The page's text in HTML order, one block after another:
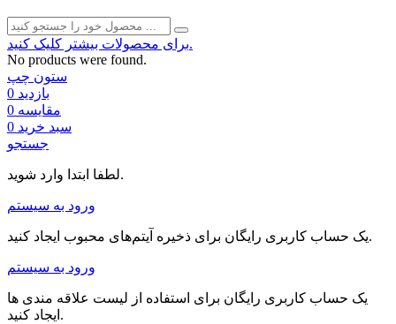
برای محصولات بیشتر کلیک کنید.
No products were found.
ستون چپ
بازدید 0
مقایسه 0
سبد خرید 0
جستجو
لطفا ابتدا وارد شوید.
ورود به سیستم
یک حساب کاربری رایگان برای ذخیره آیتم‌های محبوب ایجاد کنید.
ورود به سیستم
یک حساب کاربری رایگان برای استفاده از لیست علاقه مندی ها
ایجاد کنید.